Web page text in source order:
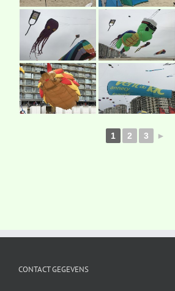
1 2 3 ►
CONTACT GEGEVENS